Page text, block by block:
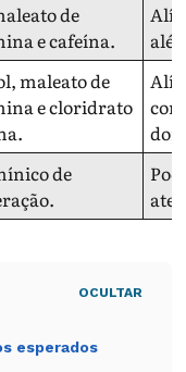
de
e cafeína.
maleato de
e cloridrato
de
OCULTAR
esperados